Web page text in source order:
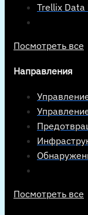
Trellix Data
Посмотреть все
Направления
Посмотреть все